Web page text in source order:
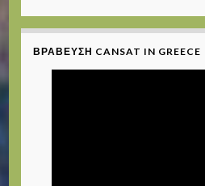
ΒΡΆΒΕΥΣΗ CANSAT IN GREECE